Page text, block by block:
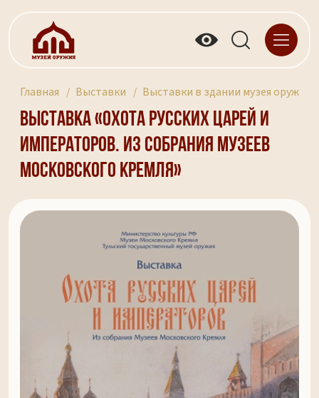
Главная Выставки Выставки в здании музея оружия
Выставка «Охота русских царей и
императоров. Из собрания Музеев
Московского Кремля»